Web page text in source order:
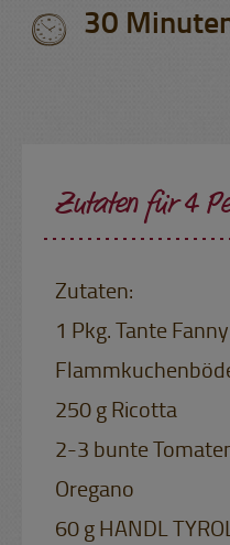
30
Zutaten für 4
Zutaten:
1 Pkg. Tante
250 g Ricotta
2-3 bunte
Oregano
60 g HANDL